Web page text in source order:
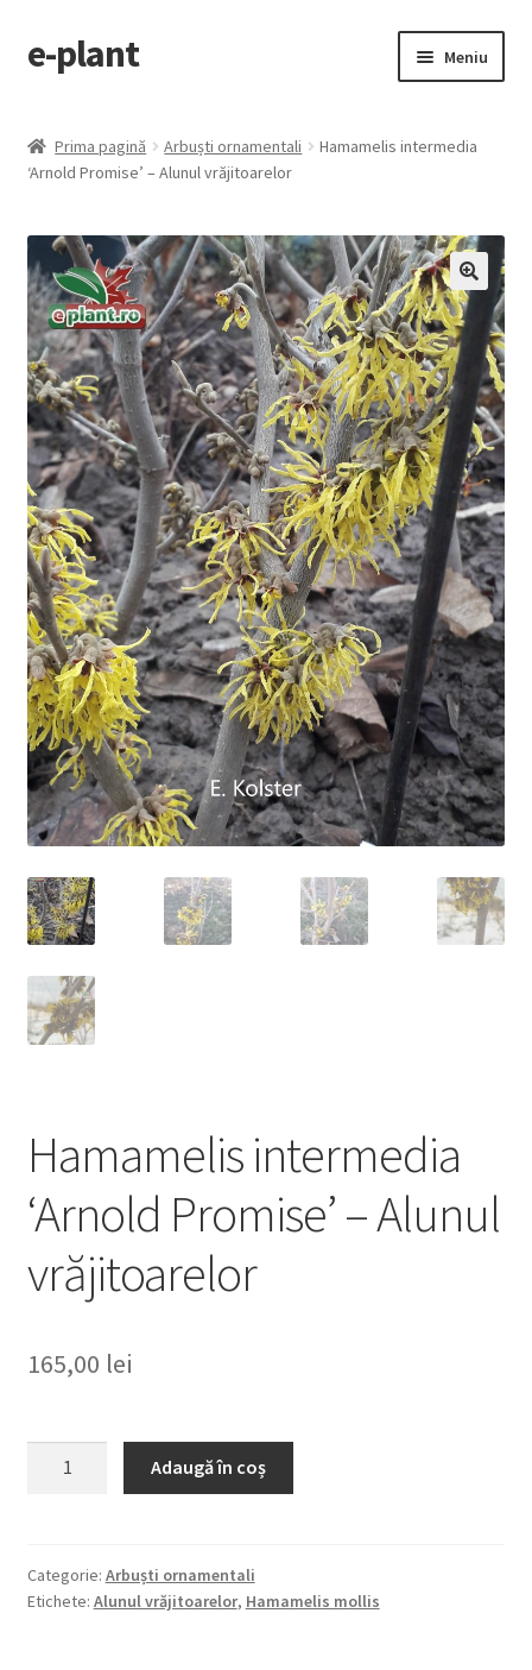
Sari
la
Sari
la
e-plant Meniu
Categorii produse
copil
Contact
Checkout
Prima pagină Arbuști ornamentali
Hamamelis intermedia
‘Arnold Promise’ – Alunul vrăjitoarelor
🔍
Hamamelis intermedia
‘Arnold Promise’ – Alunul
vrăjitoarelor
165,00 lei
Promise'
-
Adaugă în coș
Categorie: Arbuști ornamentali
Etichete: Alunul vrăjitoarelor, Hamamelis mollis